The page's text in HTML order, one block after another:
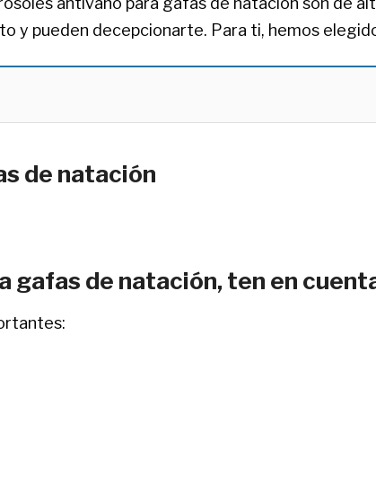
y pueden decepcionarte. Para ti, hemos
de natación
gafas de natación, ten en